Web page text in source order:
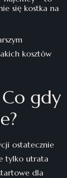
się kostka na
kosztów
gdy
ostatecznie
tylko utrata
dla